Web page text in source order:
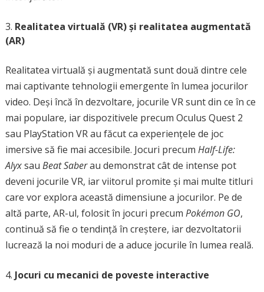
Realitatea virtuală (VR) și realitatea augmentată
(AR)
Realitatea virtuală și augmentată sunt două dintre cele
mai captivante tehnologii emergente în lumea jocurilor
video. Deși încă în dezvoltare, jocurile VR sunt din ce în ce
mai populare, iar dispozitivele precum Oculus Quest 2
sau PlayStation VR au făcut ca experiențele de joc
imersive să fie mai accesibile. Jocuri precum Half-Life:
Alyxsau Beat Saberau demonstrat cât de intense pot
deveni jocurile VR, iar viitorul promite și mai multe titluri
care vor explora această dimensiune a jocurilor. Pe de
altă parte, AR-ul, folosit în jocuri precum Pokémon GO,
continuă să fie o tendință în creștere, iar dezvoltatorii
lucrează la noi moduri de a aduce jocurile în lumea reală.
Jocuri cu mecanici de poveste interactive